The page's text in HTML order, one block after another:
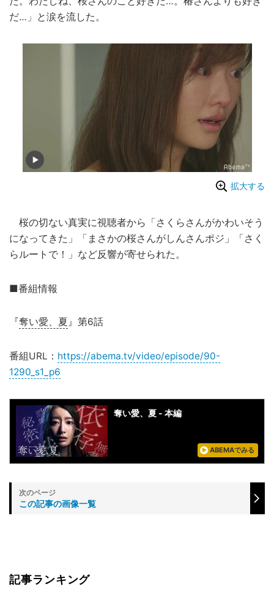
だ…」と涙を流した。
拡大する
桜の切ない真実に視聴者から「さくらさんがかわいそう
になってきた」「まさかの桜さんがしんさんポジ」「さく
らルートで！」など反響が寄せられた。
■番組情報
『奪い愛、夏』第6話
番組URL： https://abema.tv/video/episode/90-
1290_s1_p6
奪い愛、夏 - 本編
ABEMAでみる
この記事の画像一覧
記事ランキング